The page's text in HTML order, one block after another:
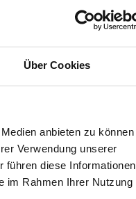
Über Cookies
anbieten zu können
Verwendung unserer
führen diese Informationen
im Rahmen Ihrer Nutzung